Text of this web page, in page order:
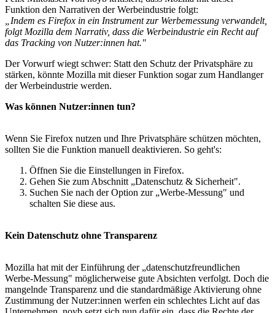
Funktion den Narrativen der Werbeindustrie folgt:
„Indem es Firefox in ein Instrument zur Werbemessung verwandelt,
folgt Mozilla dem Narrativ, dass die Werbeindustrie ein Recht auf
das Tracking von Nutzer:innen hat."
Der Vorwurf wiegt schwer: Statt den Schutz der Privatsphäre zu
stärken, könnte Mozilla mit dieser Funktion sogar zum Handlanger
der Werbeindustrie werden.
Was können Nutzer:innen tun?
Wenn Sie Firefox nutzen und Ihre Privatsphäre schützen möchten,
sollten Sie die Funktion manuell deaktivieren. So geht's:
Öffnen Sie die Einstellungen in Firefox.
Gehen Sie zum Abschnitt „Datenschutz & Sicherheit".
Suchen Sie nach der Option zur „Werbe-Messung" und
schalten Sie diese aus.
Kein Datenschutz ohne Transparenz
Mozilla hat mit der Einführung der „datenschutzfreundlichen
Werbe-Messung" möglicherweise gute Absichten verfolgt. Doch die
mangelnde Transparenz und die standardmäßige Aktivierung ohne
Zustimmung der Nutzer:innen werfen ein schlechtes Licht auf das